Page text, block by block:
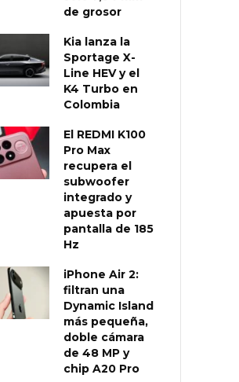
de grosor
Kia lanza la
Sportage X-
Line HEV y el
K4 Turbo en
Colombia
El REDMI K100
Pro Max
recupera el
subwoofer
integrado y
apuesta por
pantalla de 185
Hz
iPhone Air 2:
filtran una
Dynamic Island
más pequeña,
doble cámara
de 48 MP y
chip A20 Pro